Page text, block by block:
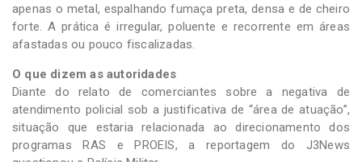
apenas o metal, espalhando fumaça preta, densa e de cheiro
forte. A prática é irregular, poluente e recorrente em áreas
afastadas ou pouco fiscalizadas.
O que dizem as autoridades
Diante do relato de comerciantes sobre a negativa de
atendimento policial sob a justificativa de “área de atuação”,
situação que estaria relacionada ao direcionamento dos
programas RAS e PROEIS, a reportagem do J3News